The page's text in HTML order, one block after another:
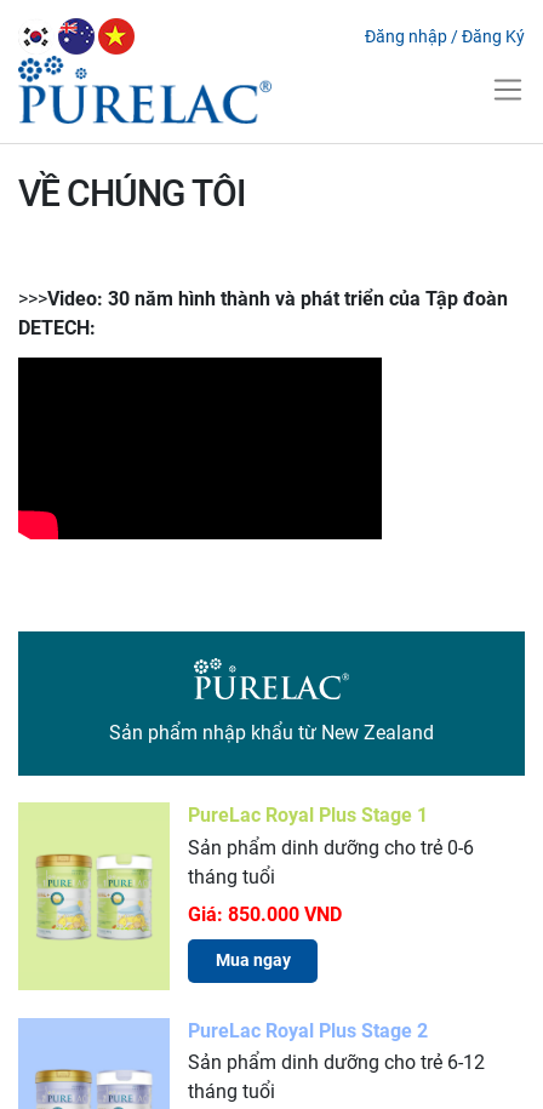
Đăng nhập /Đăng Ký
VỀ CHÚNG TÔI
>>>Video: 30 năm hình thành và phát triển của Tập đoàn
DETECH:
Sản phẩm nhập khẩu từ New Zealand
PureLac Royal Plus Stage 1
Sản phẩm dinh dưỡng cho trẻ 0-6
tháng tuổi
Giá: 850.000 VND
Mua ngay
PureLac Royal Plus Stage 2
Sản phẩm dinh dưỡng cho trẻ 6-12
tháng tuổi